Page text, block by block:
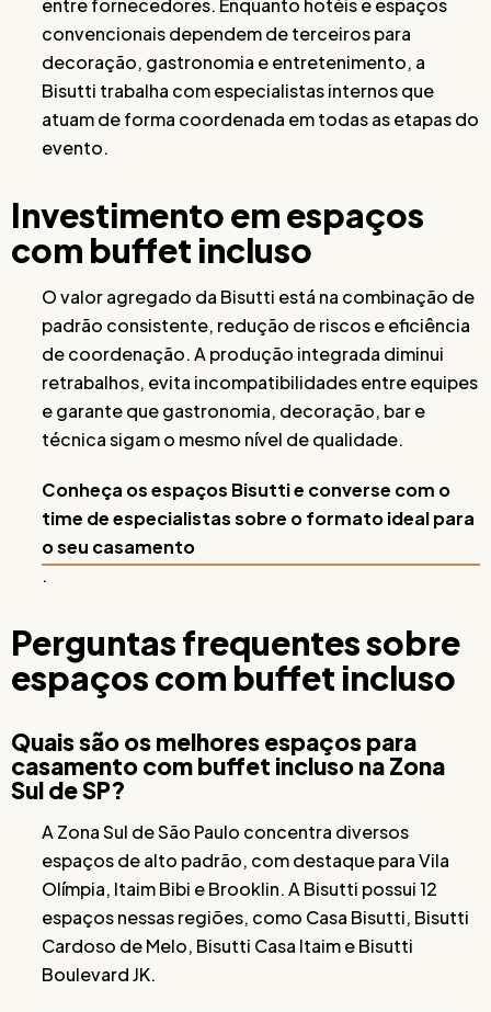
entre fornecedores. Enquanto hotéis e espaços
convencionais dependem de terceiros para
decoração, gastronomia e entretenimento, a
Bisutti trabalha com especialistas internos que
atuam de forma coordenada em todas as etapas do
evento.
Investimento em espaços
com buffet incluso
O valor agregado da Bisutti está na combinação de
padrão consistente, redução de riscos e eficiência
de coordenação. A produção integrada diminui
retrabalhos, evita incompatibilidades entre equipes
e garante que gastronomia, decoração, bar e
técnica sigam o mesmo nível de qualidade.
Conheça os espaços Bisutti e converse com o
time de especialistas sobre o formato ideal para
o seu casamento
.
Perguntas frequentes sobre
espaços com buffet incluso
Quais são os melhores espaços para
casamento com buffet incluso na Zona
Sul de SP?
A Zona Sul de São Paulo concentra diversos
espaços de alto padrão, com destaque para Vila
Olímpia, Itaim Bibi e Brooklin. A Bisutti possui 12
espaços nessas regiões, como Casa Bisutti, Bisutti
Cardoso de Melo, Bisutti Casa Itaim e Bisutti
Boulevard JK.